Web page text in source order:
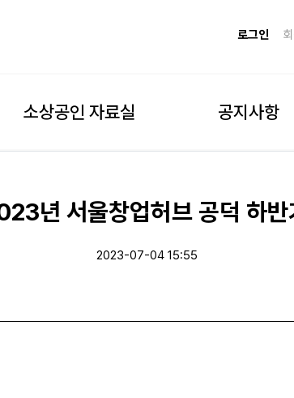
로그인
소상공인 자료실 공지사항
년 서울창업허브 공덕 하반
2023-07-04 15:55